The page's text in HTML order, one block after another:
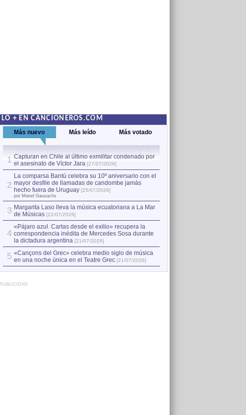
LO + EN CANCIONEROS.COM
Más nuevo Más leído Más votado
1 Capturan en Chile al último exmilitar condenado por
el asesinato de Víctor Jara [27/07/2026]
2
La comparsa Bantú celebra su 10º aniversario con el
mayor desfile de llamadas de candombe jamás
hecho fuera de Uruguay [25/07/2026]
por Manel Gausachs
3 Margarita Laso lleva la música ecuatoriana a La Mar
de Músicas [22/07/2026]
4
«Pájaro azul. Cartas desde el exilio» recupera la
correspondencia inédita de Mercedes Sosa durante
la dictadura argentina [21/07/2026]
5 «Cançons del Grec» celebra medio siglo de música
en una noche única en el Teatre Grec [21/07/2026]
PUBLICIDAD